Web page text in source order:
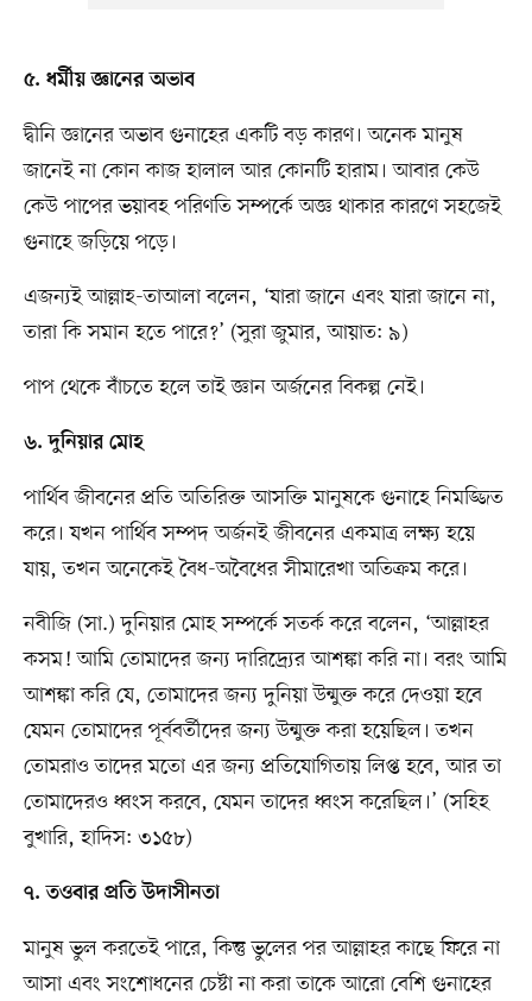
৫. ধর্মীয় জ্ঞানের অভাব
দ্বীনি জ্ঞানের অভাব গুনাহের একটি বড় কারণ। অনেক মানুষ
জানেই না কোন কাজ হালাল আর কোনটি হারাম। আবার কেউ
কেউ পাপের ভয়াবহ পরিণতি সম্পর্কে অজ্ঞ থাকার কারণে সহজেই
গুনাহে জড়িয়ে পড়ে।
এজন্যই আল্লাহ-তাআলা বলেন, ‘যারা জানে এবং যারা জানে না,
তারা কি সমান হতে পারে?’ (সুরা জুমার, আয়াত: ৯)
পাপ থেকে বাঁচতে হলে তাই জ্ঞান অর্জনের বিকল্প নেই।
৬. দুনিয়ার মোহ
পার্থিব জীবনের প্রতি অতিরিক্ত আসক্তি মানুষকে গুনাহে নিমজ্জিত
করে। যখন পার্থিব সম্পদ অর্জনই জীবনের একমাত্র লক্ষ্য হয়ে
যায়, তখন অনেকেই বৈধ-অবৈধের সীমারেখা অতিক্রম করে।
নবীজি (সা.) দুনিয়ার মোহ সম্পর্কে সতর্ক করে বলেন, ‘আল্লাহর
কসম! আমি তোমাদের জন্য দারিদ্র্যের আশঙ্কা করি না। বরং আমি
আশঙ্কা করি যে, তোমাদের জন্য দুনিয়া উন্মুক্ত করে দেওয়া হবে
যেমন তোমাদের পূর্ববর্তীদের জন্য উন্মুক্ত করা হয়েছিল। তখন
তোমরাও তাদের মতো এর জন্য প্রতিযোগিতায় লিপ্ত হবে, আর তা
তোমাদেরও ধ্বংস করবে, যেমন তাদের ধ্বংস করেছিল।’ (সহিহ
বুখারি, হাদিস: ৩১৫৮)
৭. তওবার প্রতি উদাসীনতা
মানুষ ভুল করতেই পারে, কিন্তু ভুলের পর আল্লাহর কাছে ফিরে না
আসা এবং সংশোধনের চেষ্টা না করা তাকে আরো বেশি গুনাহের